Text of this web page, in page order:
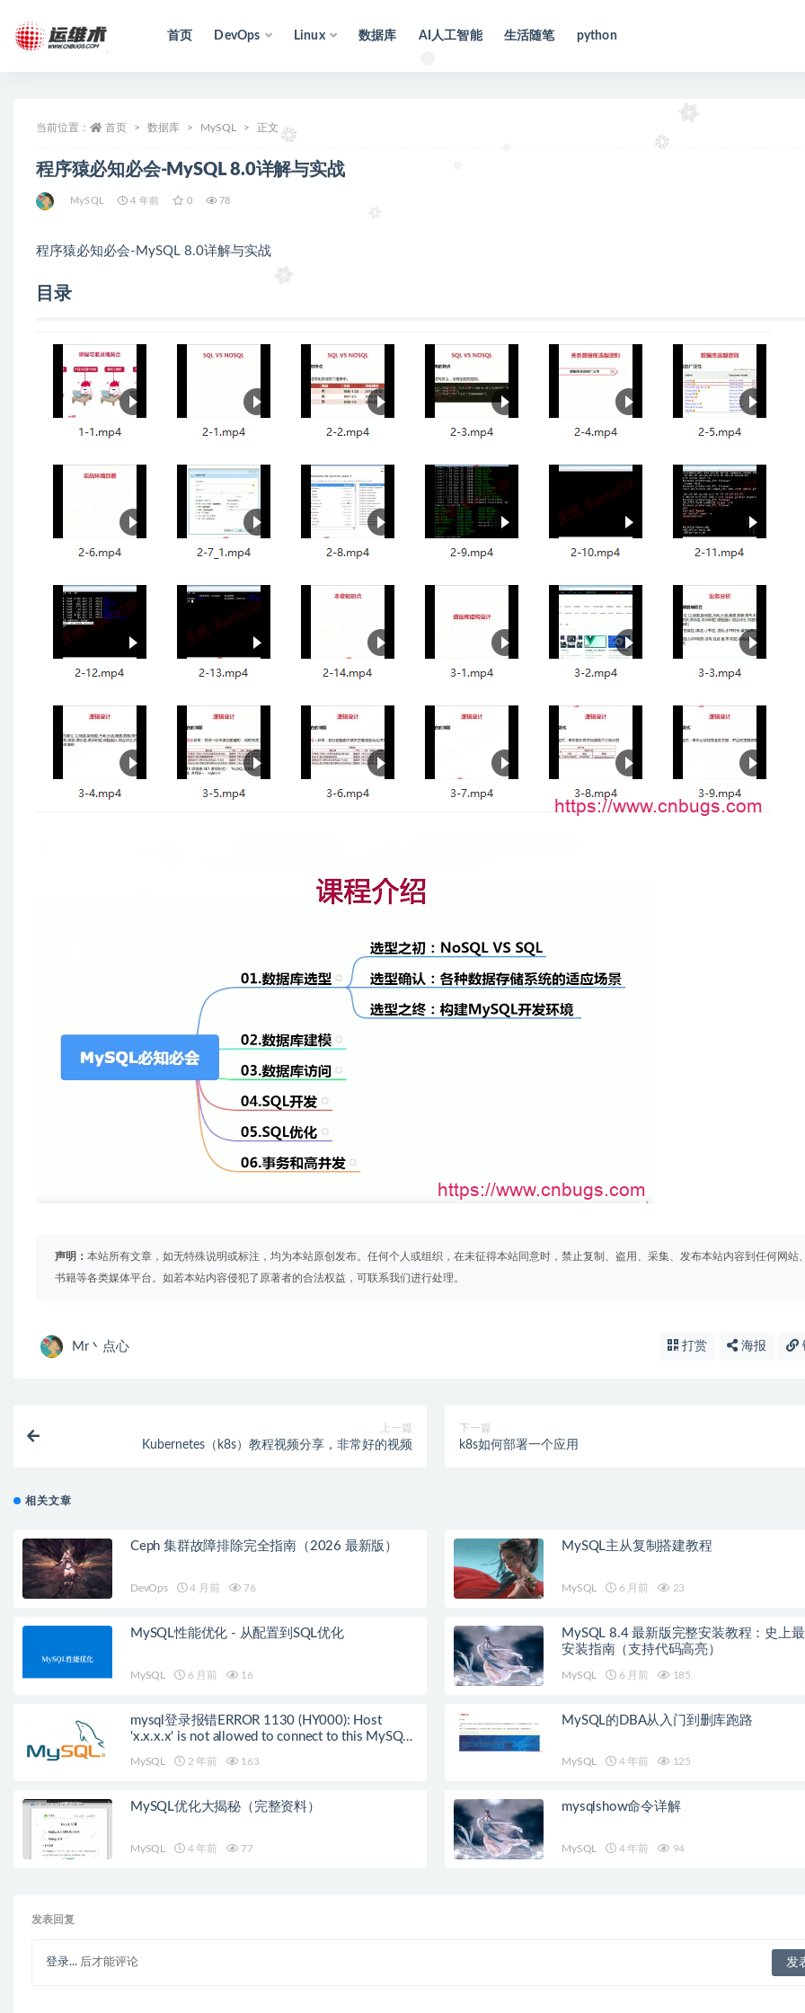
首页 DevOps Linux 数据库 AI人工智能 生活随笔 python
当前位置： 首页 数据库 MySQL 正文
程序猿必知必会-MySQL 8.0详解与实战
MySQL 4 年前 0 78
程序猿必知必会-MySQL 8.0详解与实战
目录
声明： 本站所有文章，如无特殊说明或标注，均为本站原创发布。任何个人或组织，在未征得本站同意时，禁止复制、盗用、采集、发布本站内容到任何网站
书籍等各类媒体平台。如若本站内容侵犯了原著者的合法权益，可联系我们进行处理。
Mr丶点心 打赏 海报
上一篇
Kubernetes（k8s）教程视频分享，非常好的视频
下一篇
k8s如何部署一个应用
相关文章
Ceph 集群故障排除完全指南（2026 最新版）
DevOps 4 月前 76
MySQL主从复制搭建教程
MySQL 6 月前 23
MySQL性能优化 - 从配置到SQL优化
MySQL 6 月前 16
MySQL 8.4 最新版完整安装教程：史上
安装指南（支持代码高亮）
MySQL 6 月前 185
mysql登录报错ERROR 1130 (HY000): Host
'x.x.x.x' is not allowed to connect to this MySQL
MySQL 2 年前 163
MySQL的DBA从入门到删库跑路
MySQL 4 年前 125
MySQL优化大揭秘（完整资料）
MySQL 4 年前 77
mysqlshow命令详解
MySQL 4 年前 94
发表回复
登录... 后才能评论